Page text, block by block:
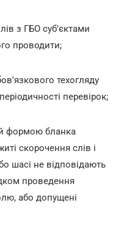
з ГБО суб'єктами
проводити;
техогляду
перевірок;
формою бланка
скорочення слів і
шасі не відповідають
проведення
або допущені